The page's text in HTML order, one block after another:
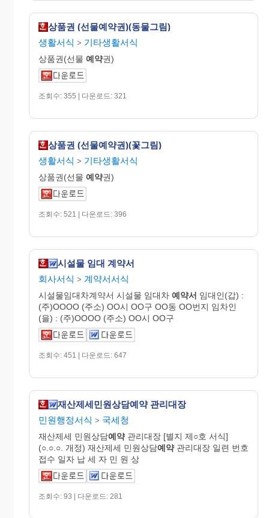
상품권 (선물예약권)(동물그림)
생활서식 > 기타생활서식
상품권(선물 예약권)
조회수: 355 | 다운로드: 321
상품권 (선물예약권)(꽃그림)
생활서식 > 기타생활서식
상품권(선물 예약권)
조회수: 521 | 다운로드: 396
시설물 임대 계약서
회사서식 > 계약서서식
시설물임대차계약서 시설물 임대차 예약서 임대인(갑) :
(주)OOOO (주소) OO시 OO구 OO동 OO번지 임차인
(을) : (주)OOOO (주소) OO시 OO구
조회수: 451 | 다운로드: 647
재산제세민원상담예약 관리대장
민원행정서식 > 국세청
재산제세 민원상담예약관리대장 [별지 제○호 서식]
(○.○.○. 개정) 재산제세 민원상담예약관리대장 일련 번호
접수 일자 납 세 자 민 원 상
조회수: 93 | 다운로드: 281